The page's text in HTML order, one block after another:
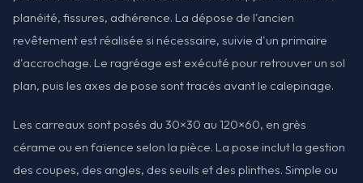
planéité, fissures, adhérence. La dépose de l'ancien
revêtement est réalisée si nécessaire, suivie d'un primaire
d'accrochage. Le ragréage est exécuté pour retrouver un sol
plan, puis les axes de pose sont tracés avant le calepinage.
Les carreaux sont posés du 30×30 au 120×60, en grès
cérame ou en faïence selon la pièce. La pose inclut la gestion
des coupes, des angles, des seuils et des plinthes. Simple ou